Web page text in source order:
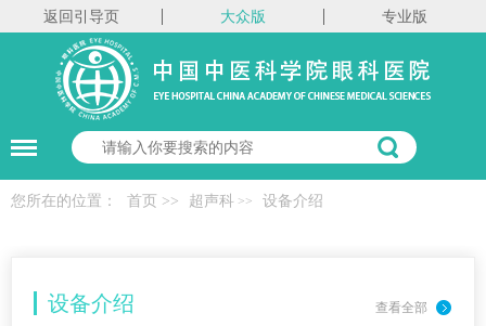
返回引导页 大众版 专业版
您所在的位置： 首页 >> 超声科 >> 设备介绍
查看全部
设备介绍